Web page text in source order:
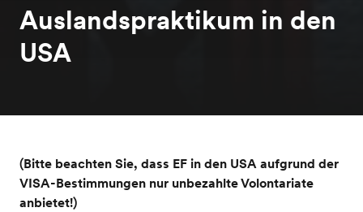
Auslandspraktikum in den
USA
(Bitte beachten Sie, dass EF in den USA aufgrund der
VISA-Bestimmungen nur unbezahlte Volontariate
anbietet!)